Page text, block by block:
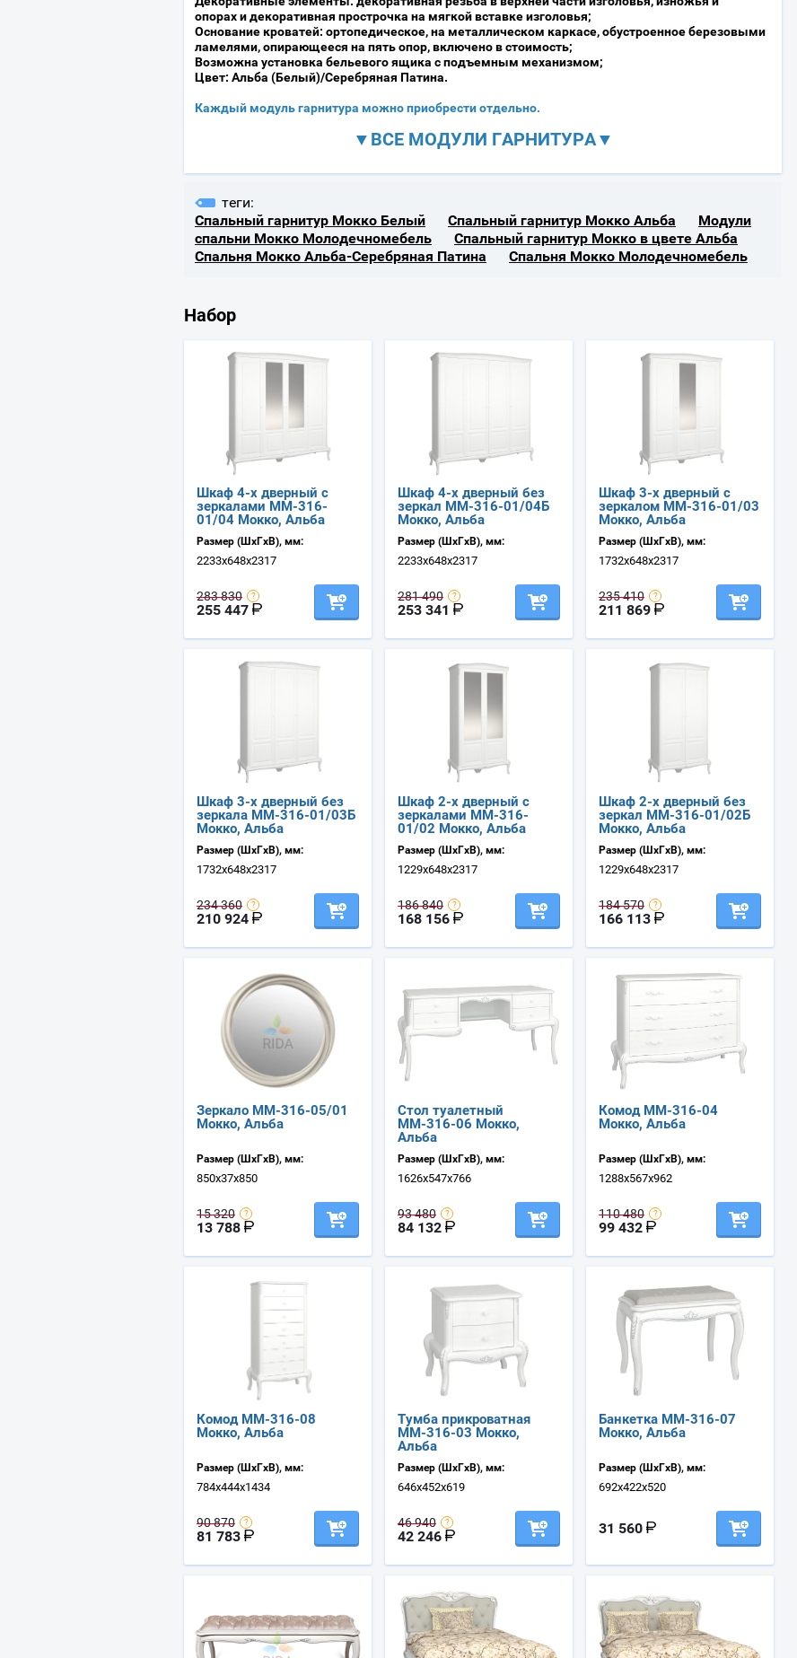
опорах и декоративная прострочка на мягкой вставке изголовья;
Основание кроватей: ортопедическое, на металлическом каркасе, обустроенное березовыми
ламелями, опирающееся на пять опор, включено в стоимость;
Возможна установка бельевого ящика с подъемным механизмом;
Цвет: Альба (Белый)/Серебряная Патина.
Каждый модуль гарнитура можно приобрести отдельно.
▼ВСЕ МОДУЛИ ГАРНИТУРА▼
теги:
Спальный гарнитур Мокко Белый
Спальный гарнитур Мокко Альба
Модули
спальни Мокко Молодечномебель
Спальный гарнитур Мокко в цвете Альба
Спальня Мокко Альба-Серебряная Патина
Спальня Мокко Молодечномебель
Набор
Шкаф 4-х дверный с
зеркалами ММ-316-
01/04 Мокко, Альба
Размер (ШхГхВ), мм:
2233х648х2317
283 830
255 447
Шкаф 4-х дверный без
зеркал ММ-316-01/04Б
Мокко, Альба
Размер (ШхГхВ), мм:
2233х648х2317
281 490
253 341
Шкаф 3-х дверный с
зеркалом ММ-316-01/03
Мокко, Альба
Размер (ШхГхВ), мм:
1732х648х2317
235 410
211 869
Шкаф 3-х дверный без
зеркала ММ-316-01/03Б
Мокко, Альба
Размер (ШхГхВ), мм:
1732х648х2317
234 360
210 924
Шкаф 2-х дверный с
зеркалами ММ-316-
01/02 Мокко, Альба
Размер (ШхГхВ), мм:
1229х648х2317
186 840
168 156
Шкаф 2-х дверный без
зеркал ММ-316-01/02Б
Мокко, Альба
Размер (ШхГхВ), мм:
1229х648х2317
184 570
166 113
Зеркало ММ-316-05/01
Мокко, Альба
Размер (ШхГхВ), мм:
850х37х850
15 320
13 788
Стол туалетный
ММ-316-06 Мокко,
Альба
Размер (ШхГхВ), мм:
1626х547х766
93 480
84 132
Комод ММ-316-04
Мокко, Альба
Размер (ШхГхВ), мм:
1288х567х962
110 480
99 432
Комод ММ-316-08
Мокко, Альба
Размер (ШхГхВ), мм:
784х444х1434
90 870
81 783
Тумба прикроватная
ММ-316-03 Мокко,
Альба
Размер (ШхГхВ), мм:
646х452х619
46 940
42 246
Банкетка ММ-316-07
Мокко, Альба
Размер (ШхГхВ), мм:
692х422х520
31 560